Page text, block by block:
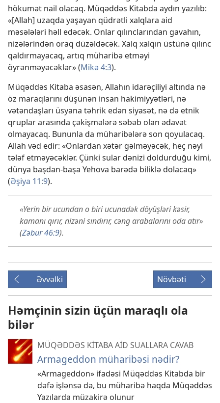
hökumət nail olacaq. Müqəddəs Kitabda aydın yazılıb:
«[Allah] uzaqda yaşayan qüdrətli xalqlara aid
məsələləri həll edəcək. Onlar qılınclarından gavahın,
nizələrindən oraq düzəldəcək. Xalq xalqın üstünə qılınc
qaldırmayacaq, artıq müharibə etməyi
öyrənməyəcəklər» (Mikə 4:3).
Müqəddəs Kitaba əsasən, Allahın idarəçiliyi altında nə
öz maraqlarını düşünən insan hakimiyyətləri, nə
vətəndaşları üsyana təhrik edən siyasət, nə də etnik
qruplar arasında çəkişmələrə səbəb olan ədavət
olmayacaq. Bununla da müharibələrə son qoyulacaq.
Allah vəd edir: «Onlardan xətər gəlməyəcək, heç nəyi
tələf etməyəcəklər. Çünki sular dənizi doldurduğu kimi,
dünya başdan-başa Yehova barədə biliklə dolacaq»
(Əşiya 11:9).
«Yerin bir ucundan o biri ucunadək döyüşləri kəsir,
kamanı qırır, nizəni sındırır, cəng arabalarını oda atır»
(Zəbur 46:9).
Əvvəlki Növbəti
Həmçinin sizin üçün maraqlı ola
bilər
MÜQƏDDƏS KİTABA AİD SUALLARA CAVAB
Armageddon müharibəsi nədir?
«Armageddon» ifadəsi Müqəddəs Kitabda bir
dəfə işlənsə də, bu müharibə haqda Müqəddəs
Yazılarda müzakirə olunur